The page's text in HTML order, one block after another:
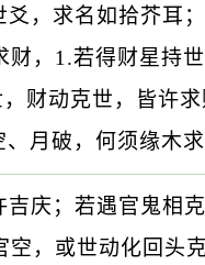
，求名如拾芥耳；
，1.若得财星持
财动克世，皆许
月破，何须缘木求
庆；若遇官鬼相
，或世动化回头